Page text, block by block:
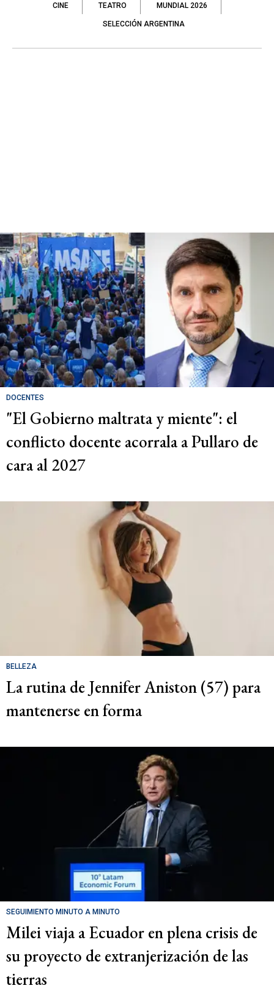
CINE TEATRO MUNDIAL 2026
SELECCIÓN ARGENTINA
DOCENTES
"El Gobierno maltrata y miente": el
conflicto docente acorrala a Pullaro de
cara al 2027
BELLEZA
La rutina de Jennifer Aniston (57) para
mantenerse en forma
SEGUIMIENTO MINUTO A MINUTO
Milei viaja a Ecuador en plena crisis de
su proyecto de extranjerización de las
tierras